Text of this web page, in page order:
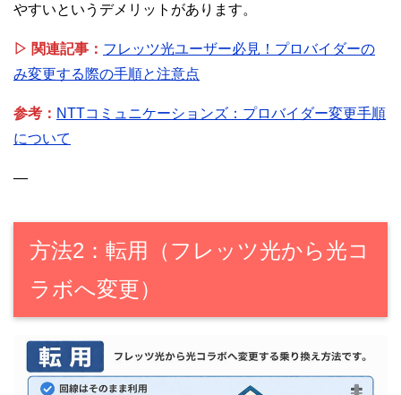
やすいというデメリットがあります。
▷ 関連記事： フレッツ光ユーザー必見！プロバイダーの
み変更する際の手順と注意点
参考： NTTコミュニケーションズ：プロバイダー変更手順
について
—
方法2：転用（フレッツ光から光コ
ラボへ変更）